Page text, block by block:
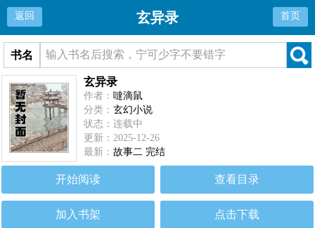
返回 玄异录 首页
书名
玄异录
作者：噠滴鼠
分类：玄幻小说
状态：连载中
更新：2025-12-26
最新：故事二 完结
开始阅读 查看目录
加入书架 点击下载